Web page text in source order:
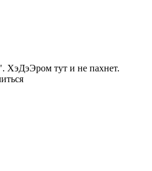
ХэДэЭром тут и не пахнет.